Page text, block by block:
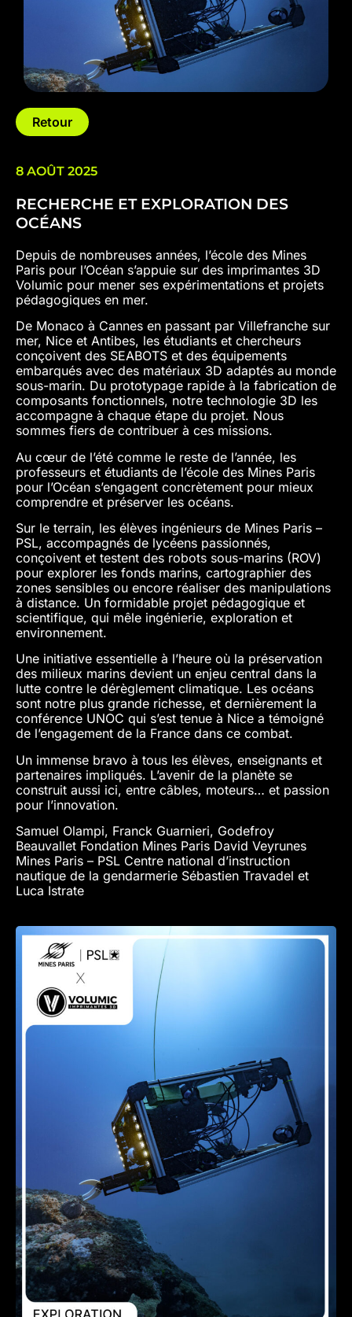
Retour
8 AOÛT 2025
RECHERCHE ET EXPLORATION DES
OCÉANS
Depuis de nombreuses années, l’école des Mines
Paris pour l’Océan s’appuie sur des imprimantes 3D
Volumic pour mener ses expérimentations et projets
pédagogiques en mer.
De Monaco à Cannes en passant par Villefranche sur
mer, Nice et Antibes, les étudiants et chercheurs
conçoivent des SEABOTS et des équipements
embarqués avec des matériaux 3D adaptés au monde
sous-marin. Du prototypage rapide à la fabrication de
composants fonctionnels, notre technologie 3D les
accompagne à chaque étape du projet. Nous
sommes fiers de contribuer à ces missions.
Au cœur de l’été comme le reste de l’année, les
professeurs et étudiants de l’école des Mines Paris
pour l’Océan s’engagent concrètement pour mieux
comprendre et préserver les océans.
Sur le terrain, les élèves ingénieurs de Mines Paris –
PSL, accompagnés de lycéens passionnés,
conçoivent et testent des robots sous-marins (ROV)
pour explorer les fonds marins, cartographier des
zones sensibles ou encore réaliser des manipulations
à distance. Un formidable projet pédagogique et
scientifique, qui mêle ingénierie, exploration et
environnement.
Une initiative essentielle à l’heure où la préservation
des milieux marins devient un enjeu central dans la
lutte contre le dérèglement climatique. Les océans
sont notre plus grande richesse, et dernièrement la
conférence UNOC qui s’est tenue à Nice a témoigné
de l’engagement de la France dans ce combat.
Un immense bravo à tous les élèves, enseignants et
partenaires impliqués. L’avenir de la planète se
construit aussi ici, entre câbles, moteurs… et passion
pour l’innovation.
Samuel Olampi, Franck Guarnieri, Godefroy
Beauvallet Fondation Mines Paris David Veyrunes
Mines Paris – PSL Centre national d’instruction
nautique de la gendarmerie Sébastien Travadel et
Luca Istrate